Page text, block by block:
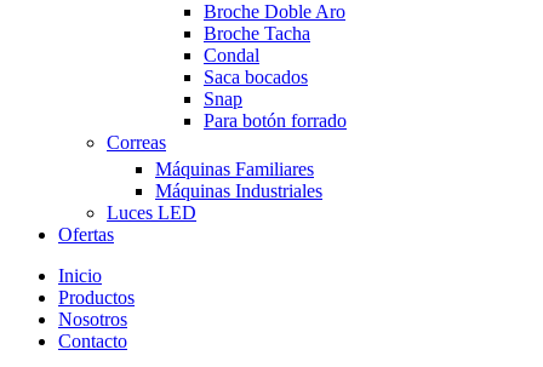
Broche Doble Aro
Broche Tacha
Condal
Saca bocados
Snap
Para botón forrado
Correas
Máquinas Familiares
Máquinas Industriales
Luces LED
Ofertas
Inicio
Productos
Nosotros
Contacto